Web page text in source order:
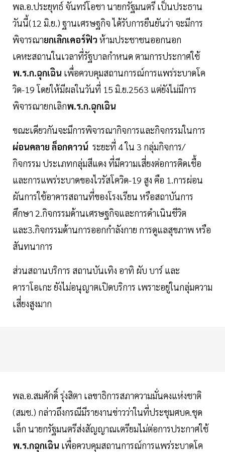
พล.อ.ประยุทธ์ จันทร์โอชา นายกรัฐมนตรี เป็นประธาน
วันนี้(12 มิ.ย.) ฐานเศรษฐกิจ ได้รับการยืนยันว่า จะมีการ
พิจารณายกเลิกเคอร์ฟิว ห้ามประชาชนออกนอก
เคหะสถานในเวลาที่รัฐบาลกำหนด ตามการประกาศใช้
พ.ร.ก.ฉุกเฉิน เพื่อควบคุมสถานการณ์การแพร่ระบาดโค
วิด-19 โดยให้มีผลในวันที่ 15 มิ.ย.2563 แต่ยังไม่มีการ
พิจารณายกเลิกพ.ร.ก.ฉุกเฉิน
ขณะเดียวกันจะมีการพิจารณากิจการและกิจกรรมในการ
ผ่อนคลาย ล็อกดาวน์ ระยะที่ 4 ใน 3 กลุ่มกิจการ/
กิจกรรม ประเภทกลุ่มสีแดง ที่มีความเสี่ยงต่อการติดเชื้อ
และการแพร่ระบาดของไวรัสโควิด-19 สูง คือ 1.การผ่อน
ผันการใช้อาคารสถานที่ของโรงเรียน หรือสถาบันการ
ศึกษา 2.กิจกรรมด้านเศรษฐกิจและการดำเนินชีวิต
และ3.กิจกรรมด้านการออกกำลังกาย การดูแลสุขภาพ หรือ
สันทนาการ
ส่วนสถานบริการ สถานบันเทิง อาทิ ผับ บาร์ และ
คาราโอเกะ ยังไม่อนุญาตเปิดบริการ เพราะอยู่ในกลุ่มความ
เสี่ยงสูงมาก
พล.อ.สมศักดิ์ รุ่งสิตา เลขาธิการสภาความมั่นคงแห่งชาติ
(สมช.) กล่าวถึงกรณีมีรายงานข่าวว่าในที่ประชุมศบค.ชุด
เล็ก นายกรัฐมนตรีส่งสัญญาณเตรียมไม่ต่อการประกาศใช้
พ.ร.กฉุกเฉิน เพื่อควบคุมสถานการณ์การแพร่ระบาดโค